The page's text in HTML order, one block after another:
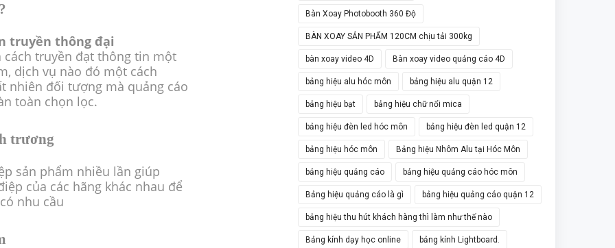
truyền thông đại
cách truyền đạt thông tin một
dịch vụ nào đó một cách
nhiên đối tượng mà quảng cáo
toàn chọn lọc.
trương
sản phẩm nhiều lần giúp
của các hãng khác nhau để
nhu cầu
Bàn Xoay Photobooth 360 Độ
BÀN XOAY SẢN PHẨM 120CM chịu tải 300kg
bàn xoay video 4D Bàn xoay video quảng cáo 4D
bảng hiệu alu hóc môn bảng hiệu alu quận 12
bảng hiệu bạt bảng hiệu chữ nổi mica
bảng hiệu đèn led hóc môn bảng hiệu đèn led quận 12
bảng hiệu hóc môn Bảng hiệu Nhôm Alu tại Hóc Môn
bảng hiệu quảng cáo bảng hiệu quảng cáo hóc môn
Bảng hiệu quảng cáo là gì bảng hiệu quảng cáo quận 12
bảng hiệu thu hút khách hàng thì làm như thế nào
Bảng kính dạy học online bảng kính Lightboard.